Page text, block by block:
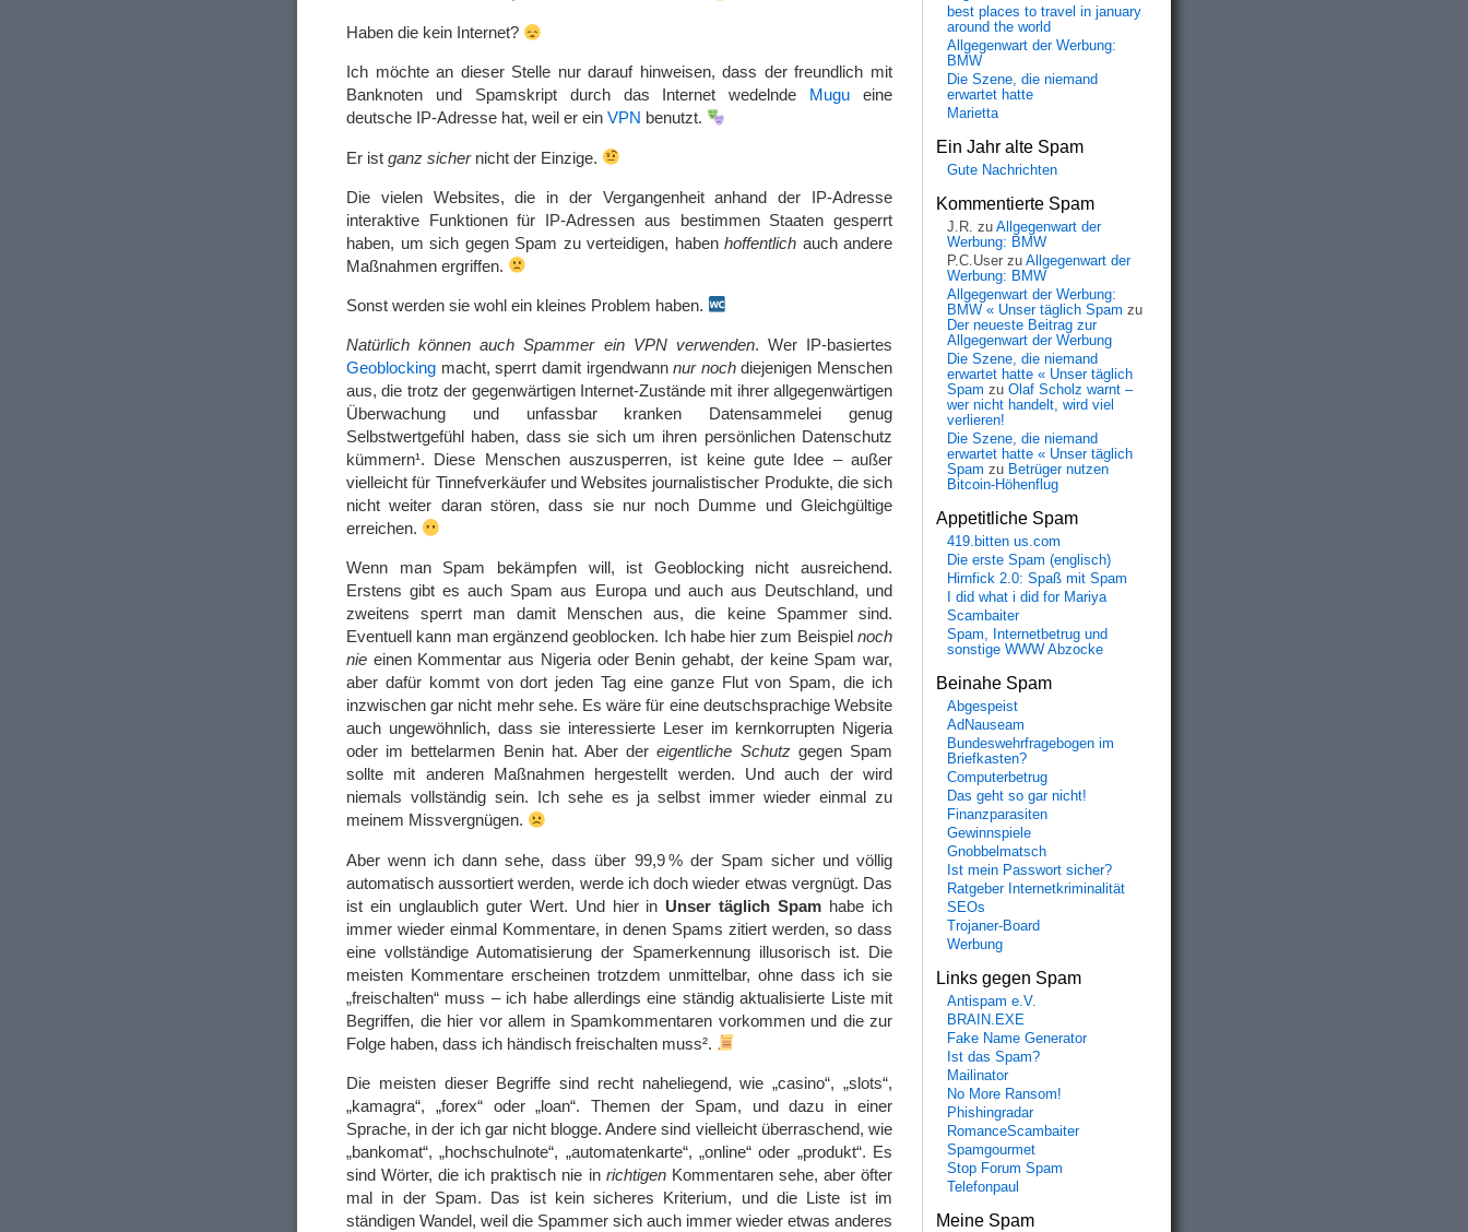
Haben die kein Internet?
Ich möchte an dieser Stelle nur darauf hinweisen, dass der freundlich mit
Banknoten und Spamskript durch das Internet wedelnde Mugu eine
deutsche IP-Adresse hat, weil er ein VPN benutzt.
Er ist ganz sichernicht der Einzige.
Die vielen Websites, die in der Vergangenheit anhand der IP-Adresse
interaktive Funktionen für IP-Adressen aus bestimmen Staaten gesperrt
haben, um sich gegen Spam zu verteidigen, haben hoffentlich auch andere
Maßnahmen ergriffen.
Sonst werden sie wohl ein kleines Problem haben.
Natürlich können auch Spammer ein VPN verwenden. Wer IP-basiertes
Geoblocking macht, sperrt damit irgendwannnur nochdiejenigen Menschen
aus, die trotz der gegenwärtigen Internet-Zustände mit ihrer allgegenwärtigen
Überwachung und unfassbar kranken Datensammelei genug
Selbstwertgefühl haben, dass sie sich um ihren persönlichen Datenschutz
kümmern¹. Diese Menschen auszusperren, ist keine gute Idee – außer
vielleicht für Tinnefverkäufer und Websites journalistischer Produkte, die sich
nicht weiter daran stören, dass sie nur noch Dumme und Gleichgültige
erreichen.
Wenn man Spam bekämpfen will, ist Geoblocking nicht ausreichend.
Erstens gibt es auch Spam aus Europa und auch aus Deutschland, und
zweitens sperrt man damit Menschen aus, die keine Spammer sind.
Eventuell kann man ergänzend geoblocken. Ich habe hier zum Beispiel noch
nie einen Kommentar aus Nigeria oder Benin gehabt, der keine Spam war,
aber dafür kommt von dort jeden Tag eine ganze Flut von Spam, die ich
inzwischen gar nicht mehr sehe. Es wäre für eine deutschsprachige Website
auch ungewöhnlich, dass sie interessierte Leser im kernkorrupten Nigeria
oder im bettelarmen Benin hat. Aber dereigentliche Schutzgegen Spam
sollte mit anderen Maßnahmen hergestellt werden. Und auch der wird
niemals vollständig sein. Ich sehe es ja selbst immer wieder einmal zu
meinem Missvergnügen.
Aber wenn ich dann sehe, dass über 99,9 % der Spam sicher und völlig
automatisch aussortiert werden, werde ich doch wieder etwas vergnügt. Das
ist ein unglaublich guter Wert. Und hier in Unser täglich Spam habe ich
immer wieder einmal Kommentare, in denen Spams zitiert werden, so dass
eine vollständige Automatisierung der Spamerkennung illusorisch ist. Die
meisten Kommentare erscheinen trotzdem unmittelbar, ohne dass ich sie
„freischalten“ muss – ich habe allerdings eine ständig aktualisierte Liste mit
Begriffen, die hier vor allem in Spamkommentaren vorkommen und die zur
Folge haben, dass ich händisch freischalten muss².
Die meisten dieser Begriffe sind recht naheliegend, wie „casino“, „slots“,
„kamagra“, „forex“ oder „loan“. Themen der Spam, und dazu in einer
Sprache, in der ich gar nicht blogge. Andere sind vielleicht überraschend, wie
„bankomat“, „hochschulnote“, „automatenkarte“, „online“ oder „produkt“. Es
sind Wörter, die ich praktisch nie in richtigenKommentaren sehe, aber öfter
mal in der Spam. Das ist kein sicheres Kriterium, und die Liste ist im
ständigen Wandel, weil die Spammer sich auch immer wieder etwas anderes
best places to travel in january
around the world
Allgegenwart der Werbung:
BMW
Die Szene, die niemand
erwartet hatte
Marietta
Ein Jahr alte Spam
Gute Nachrichten
Kommentierte Spam
J.R. zu Allgegenwart der
Werbung: BMW
P.C.User zu Allgegenwart der
Werbung: BMW
Allgegenwart der Werbung:
BMW « Unser täglich Spam zu
Der neueste Beitrag zur
Allgegenwart der Werbung
Die Szene, die niemand
erwartet hatte « Unser täglich
Spam zu Olaf Scholz warnt –
wer nicht handelt, wird viel
verlieren!
Die Szene, die niemand
erwartet hatte « Unser täglich
Spam zu Betrüger nutzen
Bitcoin-Höhenflug
Appetitliche Spam
419.bitten us.com
Die erste Spam (englisch)
Hirnfick 2.0: Spaß mit Spam
I did what i did for Mariya
Scambaiter
Spam, Internetbetrug und
sonstige WWW Abzocke
Beinahe Spam
Abgespeist
AdNauseam
Bundeswehrfragebogen im
Briefkasten?
Computerbetrug
Das geht so gar nicht!
Finanzparasiten
Gewinnspiele
Gnobbelmatsch
Ist mein Passwort sicher?
Ratgeber Internetkriminalität
SEOs
Trojaner-Board
Werbung
Links gegen Spam
Antispam e.V.
BRAIN.EXE
Fake Name Generator
Ist das Spam?
Mailinator
No More Ransom!
Phishingradar
RomanceScambaiter
Spamgourmet
Stop Forum Spam
Telefonpaul
Meine Spam